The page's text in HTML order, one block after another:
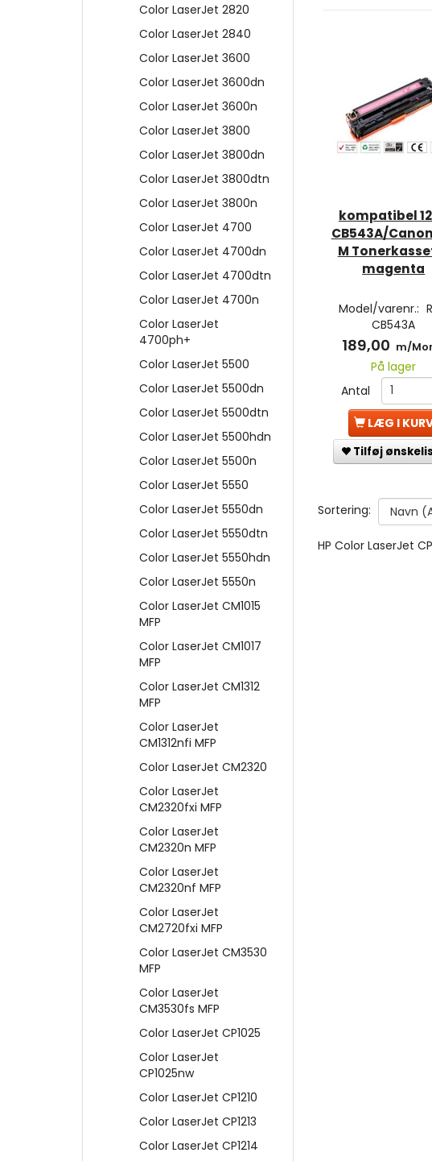
Color LaserJet 2820
Color LaserJet 2840
Color LaserJet 3600
Color LaserJet 3600dn
Color LaserJet 3600n
Color LaserJet 3800
Color LaserJet 3800dn
Color LaserJet 3800dtn
Color LaserJet 3800n
Color LaserJet 4700
Color LaserJet 4700dn
Color LaserJet 4700dtn
Color LaserJet 4700n
Color LaserJet
4700ph+
Color LaserJet 5500
Color LaserJet 5500dn
Color LaserJet 5500dtn
Color LaserJet 5500hdn
Color LaserJet 5500n
Color LaserJet 5550
Color LaserJet 5550dn
Color LaserJet 5550dtn
Color LaserJet 5550hdn
Color LaserJet 5550n
Color LaserJet CM1015
MFP
Color LaserJet CM1017
MFP
Color LaserJet CM1312
MFP
Color LaserJet
CM1312nfi MFP
Color LaserJet CM2320
Color LaserJet
CM2320fxi MFP
Color LaserJet
CM2320n MFP
Color LaserJet
CM2320nf MFP
Color LaserJet
CM2720fxi MFP
Color LaserJet CM3530
MFP
Color LaserJet
CM3530fs MFP
Color LaserJet CP1025
Color LaserJet
CP1025nw
Color LaserJet CP1210
Color LaserJet CP1213
Color LaserJet CP1214
kompatibel
CB543A/Canon
M
magenta
Model/varenr.:
CB543A
189,00 m/
På lager
Antal
LÆG I
Tilføj
Sortering:
HP Color LaserJet